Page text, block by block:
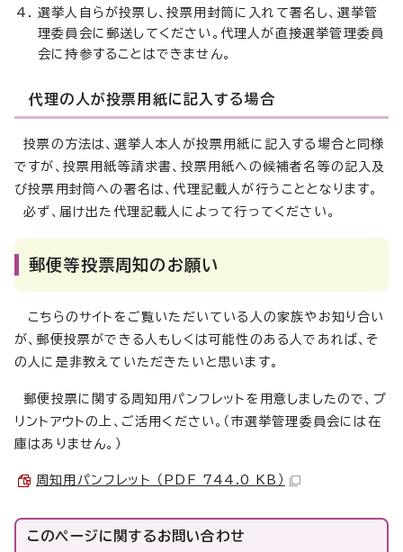
選挙人自らが投票し、投票用封筒に入れて署名し、選挙管
理委員会に郵送してください。代理人が直接選挙管理委員
会に持参することはできません。
代理の人が投票用紙に記入する場合
投票の方法は、選挙人本人が投票用紙に記入する場合と同様
ですが、投票用紙等請求書、投票用紙への候補者名等の記入及
び投票用封筒への署名は、代理記載人が行うこととなります。
必ず、届け出た代理記載人によって行ってください。
郵便等投票周知のお願い
こちらのサイトをご覧いただいている人の家族やお知り合い
が、郵便投票ができる人もしくは可能性のある人であれば、そ
の人に是非教えていただきたいと思います。
郵便投票に関する周知用パンフレットを用意しましたので、プ
リントアウトの上、ご活用ください。（市選挙管理委員会には在
庫はありません。）
周知用パンフレット （PDF 744.0 KB）
このページに関するお問い合わせ